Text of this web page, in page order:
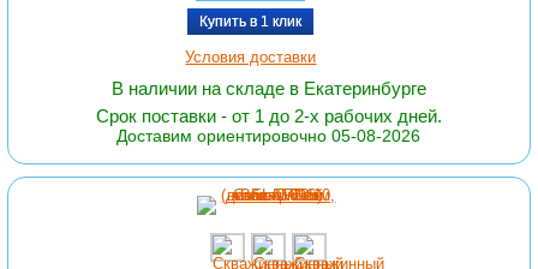
Купить в 1 клик
Условия доставки
В наличии на складе в Екатеринбурге
Срок поставки - от 1 до 2-х рабочих дней.
Доставим ориентировочно 05-08-2026